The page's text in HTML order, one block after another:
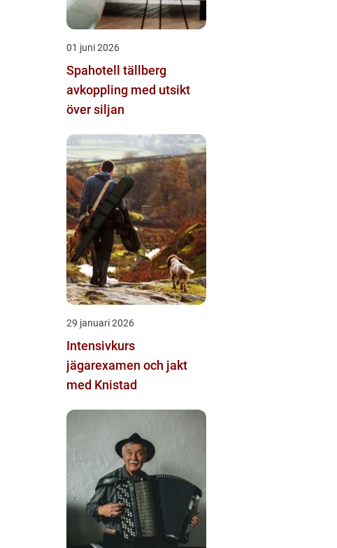
01 juni 2026
Spahotell tällberg
avkoppling med utsikt
över siljan
29 januari 2026
Intensivkurs
jägarexamen och jakt
med Knistad